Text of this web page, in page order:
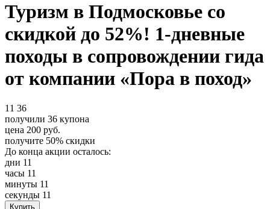
Туризм в Подмосковье со
скидкой до 52%! 1-дневные
походы в сопровождении гида
от компании «Пора в поход»
11 36
получили 36 купона
цена 200 руб.
получите 50% скидки
До конца акции осталось:
дни 11
часы 11
минуты 11
секунды 11